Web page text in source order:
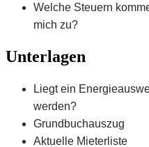
Welche Steuern
mich zu?
Unterlagen
Liegt ein
werden?
Grundbuchauszug
Aktuelle Mieterliste